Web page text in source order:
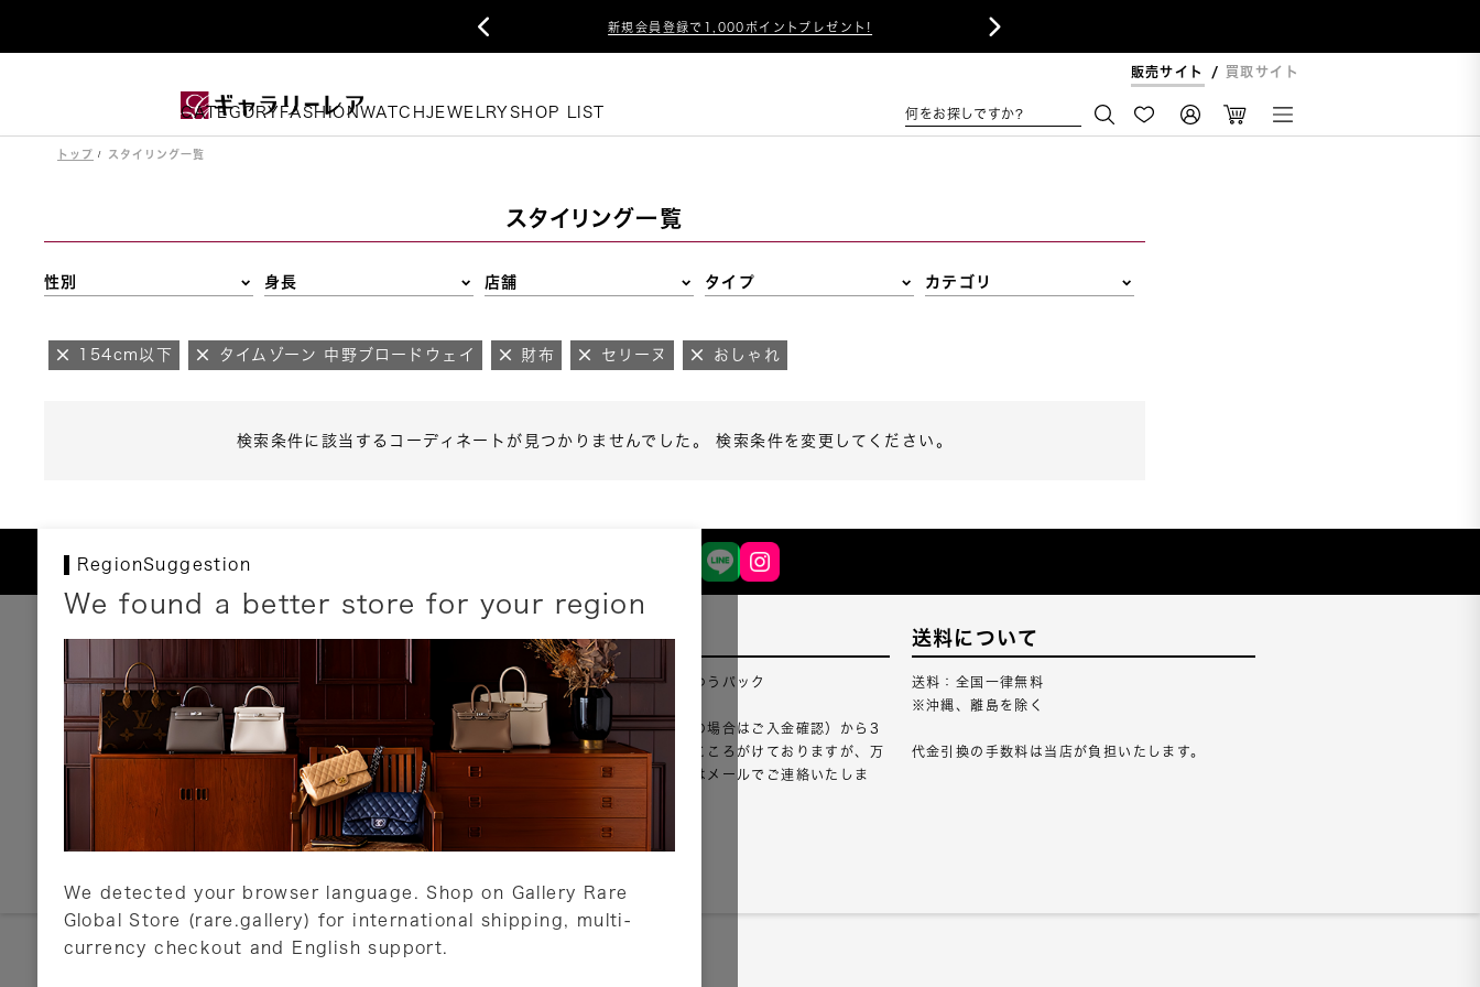
新規会員登録で1,000ポイントプレゼント!
 
販売サイト 買取サイト
CATEGORY FASHIONWATCHJEWELRY SHOP LIST 何をお探しですか?
トップ スタイリング一覧
スタイリング一覧
性別 身長 店舗 タイプ カテゴリ
154cm以下 タイムゾーン 中野ブロードウェイ 財布 セリーヌ おしゃれ
検索条件に該当するコーディネートが見つかりませんでした。 検索条件を変更してください。
RegionSuggestion
We found a better store for your region
We detected your browser language. Shop on Gallery Rare
Global Store (rare.gallery) for international shipping, multi-
currency checkout and English support.
お支払いについて
以下のお支払方法が利用可能です。
クレジットカード
ショッピングローン
銀行振込・郵便振替
代金引換
Amazon Pay
PayPay
店頭支払い
詳しくはこちら
配送について
配送業者：佐川急便・ゆうパック
ご注文確認（銀行振込の場合はご入金確認）から3
営業日以内のご出荷をこころがけておりますが、万
が一出荷が遅れる場合はメールでご連絡いたしま
詳しくはこちら
送料について
送料：全国一律無料
※沖縄、離島を除く
代金引換の手数料は当店が負担いたします。